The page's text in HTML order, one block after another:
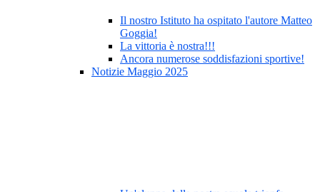
Il nostro Istituto ha ospitato l'autore Matteo
Goggia!
La vittoria è nostra!!!
Ancora numerose soddisfazioni sportive!
Notizie Maggio 2025